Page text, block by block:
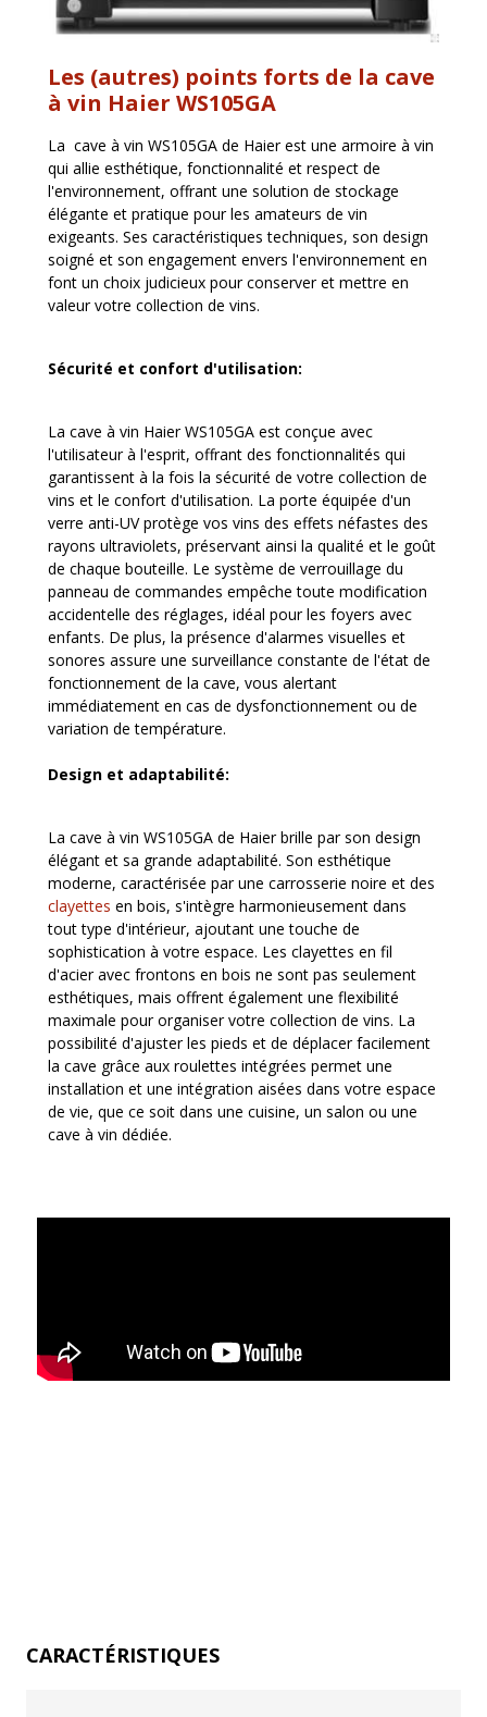
Les (autres) points forts de la cave
à vin Haier WS105GA
La cave à vin WS105GA de Haier est une armoire à vin
qui allie esthétique, fonctionnalité et respect de
l'environnement, offrant une solution de stockage
élégante et pratique pour les amateurs de vin
exigeants. Ses caractéristiques techniques, son design
soigné et son engagement envers l'environnement en
font un choix judicieux pour conserver et mettre en
valeur votre collection de vins.
Sécurité et confort d'utilisation:
La cave à vin HaierWS105GA est conçue avec
l'utilisateur à l'esprit, offrant des fonctionnalités qui
garantissent à la fois la sécurité de votre collection de
vins et le confort d'utilisation. La porte équipée d'un
verre anti-UV protège vos vins des effets néfastes des
rayons ultraviolets, préservant ainsi la qualité et le goût
de chaque bouteille. Le système de verrouillage du
panneau de commandes empêche toute modification
accidentelle des réglages, idéal pour les foyers avec
enfants. De plus, la présence d'alarmes visuelles et
sonores assure une surveillance constante de l'état de
fonctionnement de la cave, vous alertant
immédiatement en cas de dysfonctionnement ou de
variation de température.
Design et adaptabilité:
La cave à vin WS105GA de Haier brille par son design
élégant et sa grande adaptabilité. Son esthétique
moderne, caractérisée par une carrosserie noire et des
clayettes en bois, s'intègre harmonieusement dans
tout type d'intérieur, ajoutant une touche de
sophistication à votre espace. Les clayettes en fil
d'acier avec frontons en bois ne sont pas seulement
esthétiques, mais offrent également une flexibilité
maximale pour organiser votre collection de vins. La
possibilité d'ajuster les pieds et de déplacer facilement
la cave grâce aux roulettes intégrées permet une
installation et une intégration aisées dans votre espace
de vie, que ce soit dans une cuisine, un salon ou une
cave à vin dédiée.
CARACTÉRISTIQUES